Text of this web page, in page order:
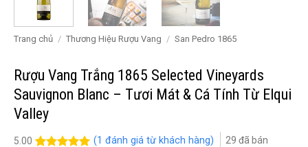
Trang chủ / Thương Hiệu Rượu Vang / San Pedro 1865
Rượu Vang Trắng 1865 Selected Vineyards
Sauvignon Blanc – Tươi Mát & Cá Tính Từ Elqui
Valley
5.00
(1 đánh giá từ khách hàng) 29 đã bán